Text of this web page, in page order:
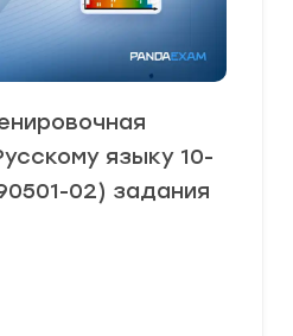
языку 10-
02) задания